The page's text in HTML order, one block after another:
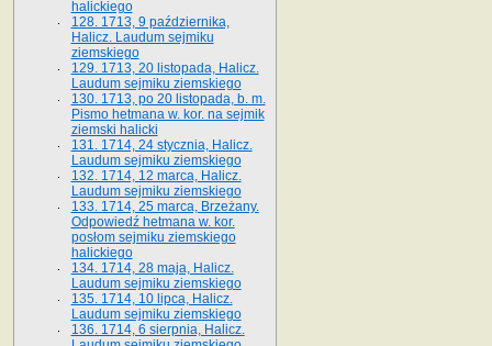
halickiego
128. 1713, 9 października,
Halicz. Laudum sejmiku
ziemskiego
129. 1713, 20 listopada, Halicz.
Laudum sejmiku ziemskiego
130. 1713, po 20 listopada, b. m.
Pismo hetmana w. kor. na sejmik
ziemski halicki
131. 1714, 24 stycznia, Halicz.
Laudum sejmiku ziemskiego
132. 1714, 12 marca, Halicz.
Laudum sejmiku ziemskiego
133. 1714, 25 marca, Brzeżany.
Odpowiedź hetmana w. kor.
posłom sejmiku ziemskiego
halickiego
134. 1714, 28 maja, Halicz.
Laudum sejmiku ziemskiego
135. 1714, 10 lipca, Halicz.
Laudum sejmiku ziemskiego
136. 1714, 6 sierpnia, Halicz.